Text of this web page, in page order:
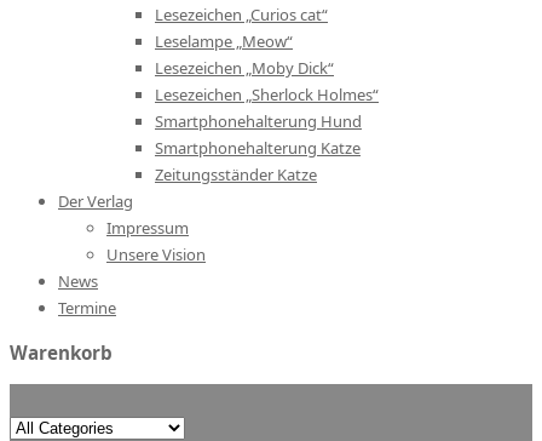
Lesezeichen „Curios cat“
Leselampe „Meow“
Lesezeichen „Moby Dick“
Lesezeichen „Sherlock Holmes“
Smartphonehalterung Hund
Smartphonehalterung Katze
Zeitungsständer Katze
Der Verlag
Impressum
Unsere Vision
News
Termine
Warenkorb
Search